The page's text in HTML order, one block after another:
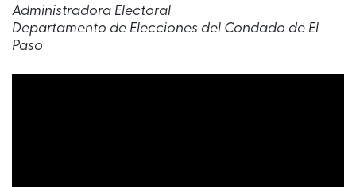
Administradora Electoral
Departamento de Elecciones del Condado de El
Paso